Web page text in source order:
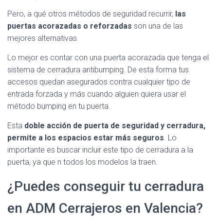
Pero, a qué otros métodos de seguridad recurrir, las
puertas acorazadas o reforzadas son una de las
mejores alternativas.
Lo mejor es contar con una puerta acorazada que tenga el
sistema de cerradura antibumping. De esta forma tus
accesos quedan asegurados contra cualquier tipo de
entrada forzada y más cuando alguien quiera usar el
método bumping en tu puerta.
Esta doble acción de puerta de seguridad y cerradura,
permite a los espacios estar más seguros. Lo
importante es buscar incluir este tipo de cerradura a la
puerta, ya que n todos los modelos la traen.
¿Puedes conseguir tu cerradura
en ADM Cerrajeros en Valencia?